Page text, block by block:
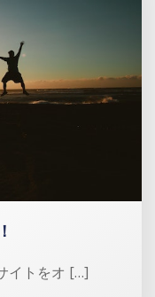
イトをオ […]